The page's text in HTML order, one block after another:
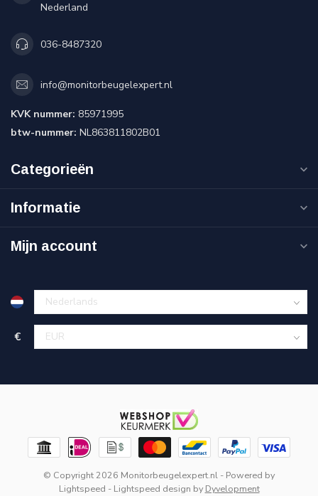
Nederland
036-8487320
info@monitorbeugelexpert.nl
KVK nummer: 85971995
btw-nummer: NL863811802B01
Categorieën
Informatie
Mijn account
€
© Copyright 2026 Monitorbeugelexpert.nl - Powered by
Lightspeed - Lightspeed design by Dyvelopment